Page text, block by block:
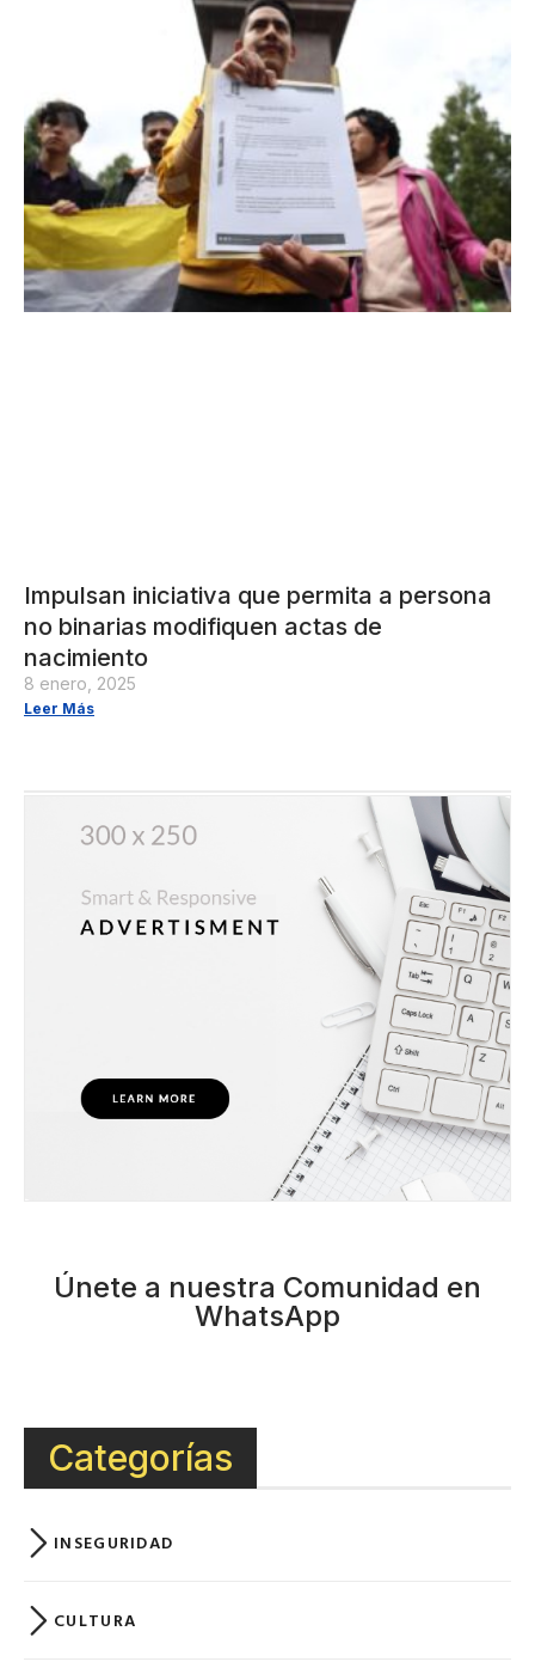
Impulsan iniciativa que permita a persona
no binarias modifiquen actas de
nacimiento
8 enero, 2025
Leer Más
Únete a nuestra Comunidad en
WhatsApp
Categorías
INSEGURIDAD
CULTURA